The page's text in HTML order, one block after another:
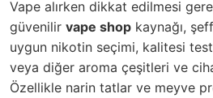
Vape alırken dikkat edilmesi
güvenilir vape shop kaynağı,
uygun nikotin seçimi, kalitesi
veya diğer aroma çeşitleri ve
Özellikle narin tatlar ve meyve